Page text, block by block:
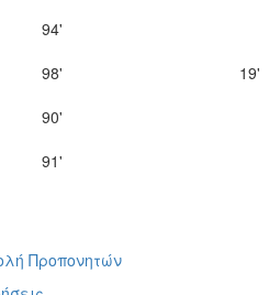
94'
98'
19'
90'
91'
Προπονητών